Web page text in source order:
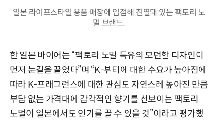
일본 라이프스타일 용품 매장에 입점해 진열돼 있는 팩토리 노
멀 브랜드.
한 일본 바이어는 “팩토리 노멀 특유의 모던한 디자인이
먼저 눈길을 끌었다”며 “K-뷰티에 대한 수요가 높아짐에
따라 K-프래그런스에 대한 관심도 자연스레 높아진 만큼
부담 없는 가격대에 감각적인 향기를 선보이는 팩토리
노멀이 일본에서도 인기를 끌 수 있을 것”이라고 평가했